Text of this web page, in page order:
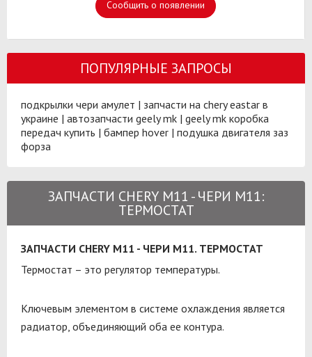
Сообщить о появлении
ПОПУЛЯРНЫЕ ЗАПРОСЫ
подкрылки чери амулет | запчасти на chery eastar в
украине | автозапчасти geely mk | geely mk коробка
передач купить | бампер hover | подушка двигателя заз
форза
ЗАПЧАСТИ CHERY M11 - ЧЕРИ М11:
ТЕРМОСТАТ
ЗАПЧАСТИ CHERY M11 - ЧЕРИ М11. ТЕРМОСТАТ
Термостат – это регулятор температуры.
Ключевым элементом в системе охлаждения является
радиатор, объединяющий оба ее контура.